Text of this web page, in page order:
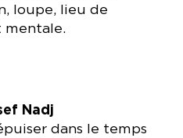
loupe, lieu de
mentale.
Nadj
dans le temps